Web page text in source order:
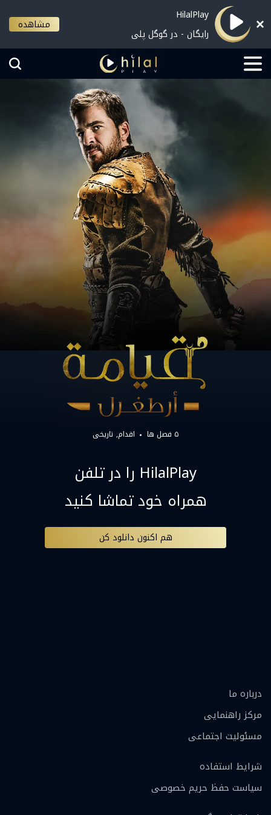
HilalPlay
رایگان - در گوگل پلی
مشاهده
۵ فصل ها اقدام تاریخی
HilalPlay را در تلفن
همراه خود تماشا کنید
هم اکنون دانلود کن
درباره ما
مرکز راهنمایی
مسئولیت اجتماعی
شرایط استفاده
سیاست حفظ حریم خصوصی